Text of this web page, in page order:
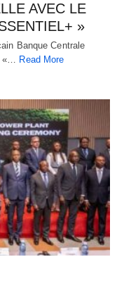
AVEC LE
»
Banque Centrale
«… Read More